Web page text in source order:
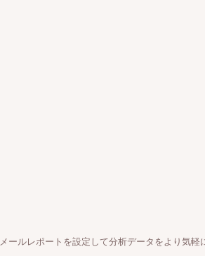
メールレポートを設定して分析データをより気軽